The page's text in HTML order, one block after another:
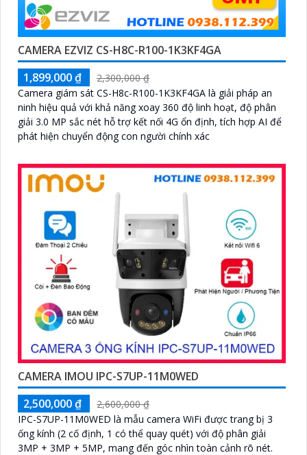
CAMERA EZVIZ CS-H8C-R100-1K3KF4GA
1,899,000 ₫
2,300,000 ₫
Camera giám sát CS-H8c-R100-1K3KF4GA là giải pháp an
ninh hiệu quả với khả năng xoay 360 độ linh hoạt, độ phân
giải 3.0 MP sắc nét hỗ trợ kết nối 4G ổn định, tích hợp AI để
phát hiện chuyển động con người chính xác
CAMERA IMOU IPC-S7UP-11M0WED
2,500,000 ₫
2,600,000 ₫
IPC-S7UP-11M0WED là mẫu camera WiFi được trang bị 3
ống kính (2 cố định, 1 có thể quay quét) với độ phân giải
3MP + 3MP + 5MP, mang đến góc nhìn toàn cảnh rõ nét.